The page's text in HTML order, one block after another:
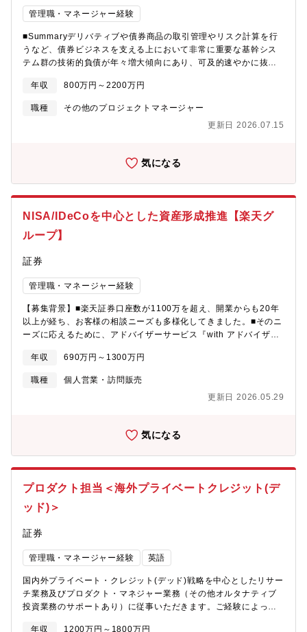
当しています。
管理職・マネージャー経験
■Summaryデリバティブや債券商品の取引管理やリスク計算を行
うなど、債券ビジネスを支える上において非常に重要な基幹シス
テム群の技術的負債が年々増大傾向にあり、可及的速やかに抜本
社の債券ビジネスのグローバルな成長を牽引する次世代債券シス
テムアーキテクチャ構築にむけて債券ビジネスの知識を有し最新
技術に精通したシニアプロジェクトマネージャーを採用する。■組
織紹介我々は、ダイバーシティを尊重し、多様性を活かしなが
リッド施策により、私たちの組織はより多様で包括的な環境を実
DevOpsやCICD（Continuous Integration and Continuous
イフサイクル（SDLC）の自動化を推進しています。クラウドとコ
ンテナ化の取り組みにより、アプリケーションのパフォーマンス
クラウドネイティブなアプリケーションの設計やマイクロサービ
ョンを推奨することで、私たちは社員の成長を促進し、組織全体
テンシャルを最大限に引き出し、持続可能な成功を実現するため
に努力しています。海外拠点とプロジェクトを推進していくIT組
織です。私たちは、国境を越えたチームワークと協力を重視し、
ダーやリスク管理者、および開発チーム、あえては関連部署の部
長、部門長、担当役員など幅広なステークホルダーと協業し、当
新するプログラムをリード・推進していく。・具体的にはグロー
ツ部門のフロント・ミドル・バックオフィスユーザ向けのITサー
ビスを提供する。（金融市場ITチームは債券フロント、電子取
引、債券ポジション、債券バック、並びにデリバティブの各サブ
チームで構成されている）■業務内容・プログラム内の各種プロジ
ェクトの進捗管理・全体管理・プロジェクト間の相互依存関係、
重複領域、リソース競合の解消・債券ビジネスにおけるシステム
アーキテクチャ・プラットフォーム最新化プログラムのリードと
ネスステークホルダーと協力し、債券ビジネスの今後の将来像を
プログラム全体のリスクと問題を管理し、適切な対策を講じて各
プログラムフェーズゲートの実施、プログラムの進捗報告、およ
びマイルストーンの管理を行い、ステークホルダーに定期的に報
告する。・プログラム全体の予算とリソースの管理を行う・ベン
ダーや外部のサービスプロバイダーとのコーディネーションを行
年収 800万円～2200万円
職種
その他のプロジェクトマネージャー
更新日 2026.07.15
気になる
NISA/IDeCoを中心とした資産形成推進【楽天グ
ループ】
証券
管理職・マネージャー経験
【募集背景】■楽天証券口座数が1100万を超え、開業からも20年
以上が経ち、お客様の相談ニーズも多様化してきました。■そのニ
ーズに応えるために、アドバイザーサービス『with アドバイザ
系、利便性はそのままにお客様の課題解決をデータ分析に基づき
実施します。■ネット証券なのに相談できる、新しいアドバイザー
サービスを楽天証券は本気で創ります。※withアドバイザーHP：
https://lifeplan.rakuten-sec.co.jp/advisor/【業務内容】■楽天証
す。お客様の課題をデータで分析し、最適なプランニングを行い
売実績ではなく、お客様からの評価を中心に行います。■セミナー
ミナーを通じて集客、エデュケーションを行います。アドバイザ
ーにもセミナー企画、講師を担ってもらいお客様の課題解決をサ
業本部 インハウスアドバイザー事業部
年収 690万円～1300万円
職種
個人営業・訪問販売
更新日 2026.05.29
気になる
プロダクト担当＜海外プライベートクレジット(デ
ッド)＞
証券
管理職・マネージャー経験 英語
国内外プライベート・クレジット(デッド)戦略を中心としたリサー
チ業務及びプロダクト・マネジャー業務（その他オルタナティブ
投資業務のサポートあり）に従事いただきます。ご経験によって
年収 1200万円～1800万円